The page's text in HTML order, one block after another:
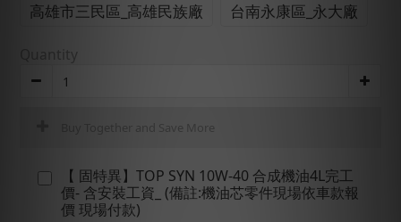
高雄市三民區_高雄民族廠
台南永康區_永大廠
Buy Together and Save More
【 固特異】TOP SYN 10W-40 合成機油4L完工
價- 含安裝工資_ (備註:機油芯零件現場依車款報
價 現場付款)